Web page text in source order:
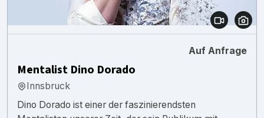
Auf Anfrage
Mentalist Dino Dorado
Innsbruck
Dino Dorado ist einer der faszinierendsten